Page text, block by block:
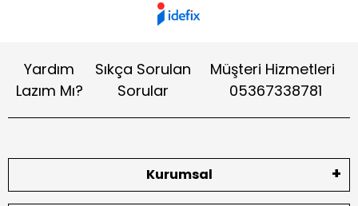
Yardım
Lazım Mı?
Sıkça Sorulan
Sorular
Müşteri Hizmetleri
05367338781
Kurumsal